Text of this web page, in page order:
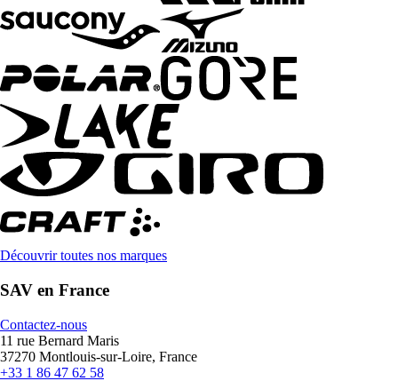
Découvrir toutes nos marques
SAV en France
Contactez-nous
11 rue Bernard Maris
37270 Montlouis-sur-Loire, France
+33 1 86 47 62 58